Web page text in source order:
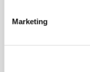
Marketing